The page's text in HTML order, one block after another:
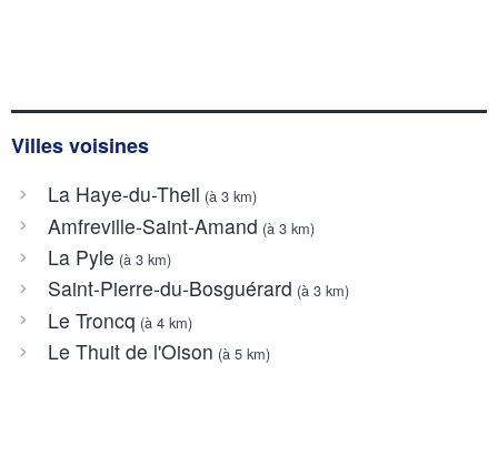
Villes voisines
La Haye-du-Theil (à 3 km)
Amfreville-Saint-Amand (à 3 km)
La Pyle (à 3 km)
Saint-Pierre-du-Bosguérard (à 3 km)
Le Troncq (à 4 km)
Le Thuit de l'Oison (à 5 km)